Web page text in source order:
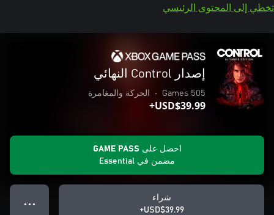
تخطي إلى المحتوى الرئيسي
إصدار Control النهائي
505 Games
• الحركة والمغامرة
USD$39.99+
احصل على GAME PASS
مضمن في Essential
شراء
USD$39.99+
● ● ●